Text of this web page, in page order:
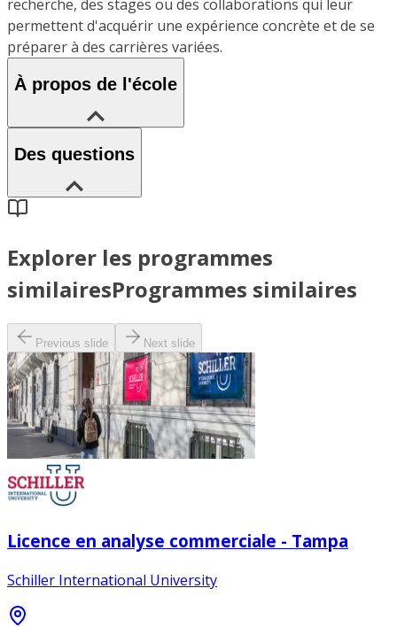
recherche, des stages ou des collaborations qui leur
permettent d'acquérir une expérience concrète et de se
préparer à des carrières variées.
À propos de l'école
Des questions
Explorer les programmes
similairesProgrammes similaires
Previous slide Next slide
Licence en analyse commerciale - Tampa
Schiller International University